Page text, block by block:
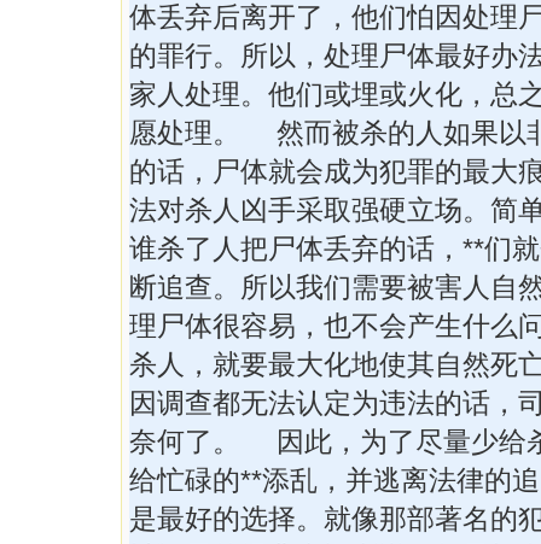
体丢弃后离开了，他们怕因处理
的罪行。所以，处理尸体最好办
家人处理。他们或埋或火化，总
愿处理。 然而被杀的人如果以
的话，尸体就会成为犯罪的最大
法对杀人凶手采取强硬立场。简
谁杀了人把尸体丢弃的话，**们
断追查。所以我们需要被害人自
理尸体很容易，也不会产生什
杀人，就要最大化地使其自然死
因调查都无法认定为违法的话，
奈何了。 因此，为了尽量少给
给忙碌的**添乱，并逃离法律的
是最好的选择。就像那部著名的